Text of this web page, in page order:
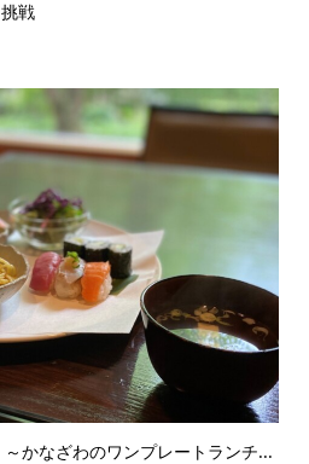
戦
かなざわのワンプレートランチ...